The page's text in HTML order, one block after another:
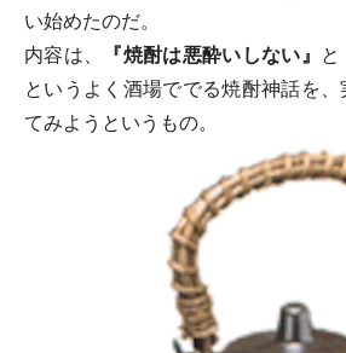
い始めたのだ。
内容は、
『焼酎は悪酔いしない』 と
というよく酒場ででる焼酎神話を
てみようというもの。